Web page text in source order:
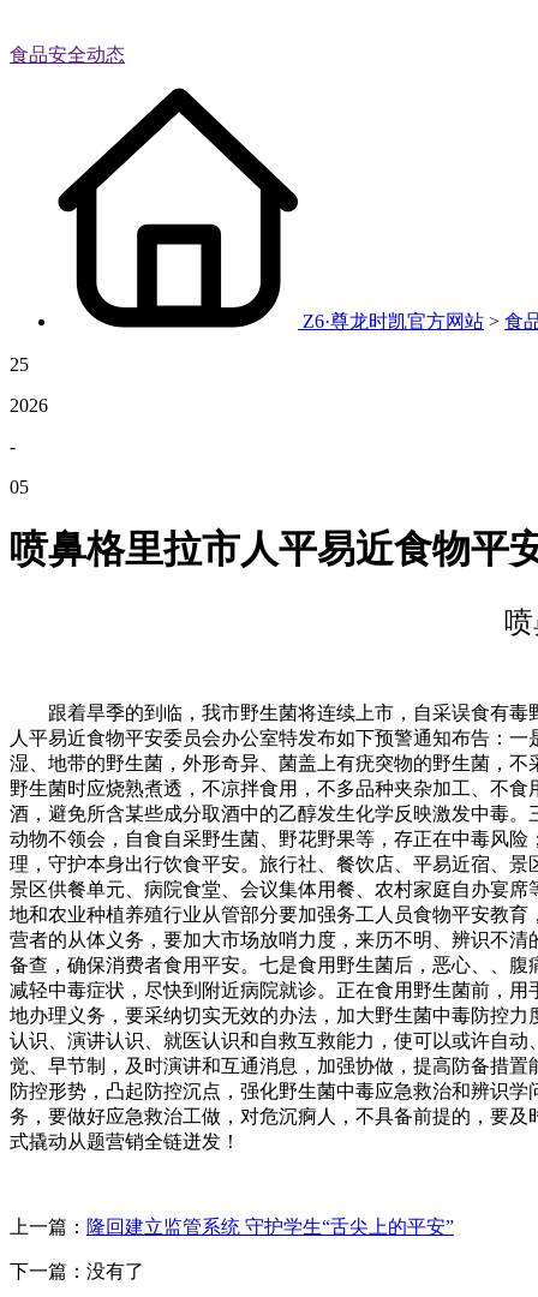
食品安全动态
Z6·尊龙时凯官方网站 > 食
25
2026
-
05
喷鼻格里拉市人平易近食物平
跟着旱季的到临，我市野生菌将连续上市，自采误食有毒
人平易近食物平安委员会办公室特发布如下预警通知布告：
湿、地带的野生菌，外形奇异、菌盖上有疣突物的野生菌，
野生菌时应烧熟煮透，不凉拌食用，不多品种夹杂加工、不
酒，避免所含某些成分取酒中的乙醇发生化学反映激发中毒
动物不领会，自食自采野生菌、野花野果等，存正在中毒风
理，守护本身出行饮食平安。旅行社、餐饮店、平易近宿、
景区供餐单元、病院食堂、会议集体用餐、农村家庭自办宴
地和农业种植养殖行业从管部分要加强务工人员食物平安教
营者的从体义务，要加大市场放哨力度，来历不明、辨识不
备查，确保消费者食用平安。七是食用野生菌后，恶心、、
减轻中毒症状，尽快到附近病院就诊。正在食用野生菌前，
地办理义务，要采纳切实无效的办法，加大野生菌中毒防控
认识、演讲认识、就医认识和自救互救能力，使可以或许自
觉、早节制，及时演讲和互通消息，加强协做，提高防备措
防控形势，凸起防控沉点，强化野生菌中毒应急救治和辨识
务，要做好应急救治工做，对危沉痾人，不具备前提的，要
式撬动从题营销全链迸发！
上一篇： 隆回建立监管系统 守护学生“舌尖上的平安”
下一篇：没有了